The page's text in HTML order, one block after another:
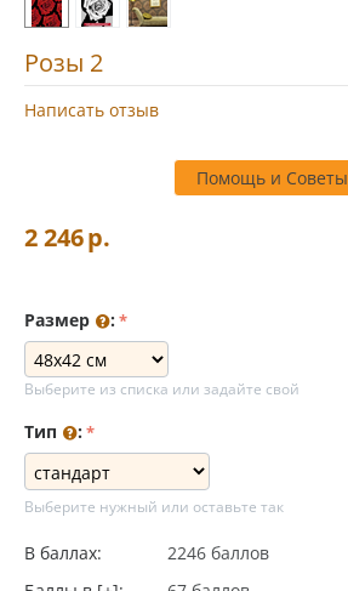
Розы 2
Написать отзыв
Помощь и Советы
2 246р.
Размер :
Выберите из списка или задайте свой
Тип :
Выберите нужный или оставьте так
В баллах:
2246 баллов